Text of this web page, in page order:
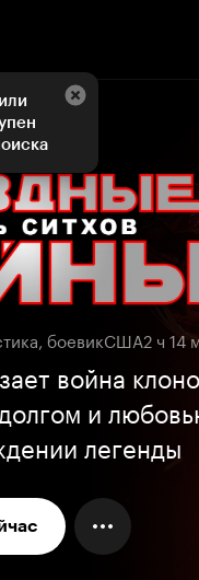
боевикСША2 ч 14
война
и
легенды